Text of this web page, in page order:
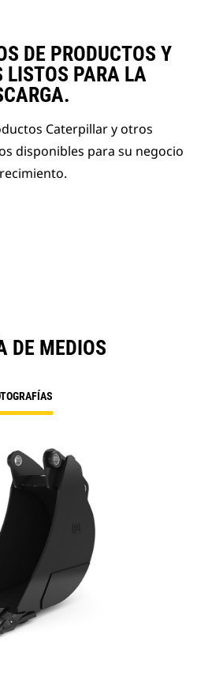
DE PRODUCTOS Y
LISTOS PARA LA
Caterpillar y otros
disponibles para su negocio
DE MEDIOS